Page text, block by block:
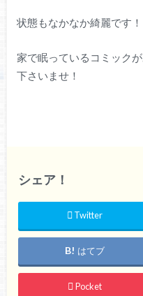
状態もなかなか綺麗です！
家で眠っているコミック
下さいませ！
シェア！
Twitter
はてブ
Pocket